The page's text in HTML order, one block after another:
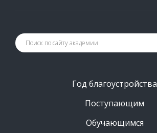
Год благоустройства
Поступающим
Обучающимся